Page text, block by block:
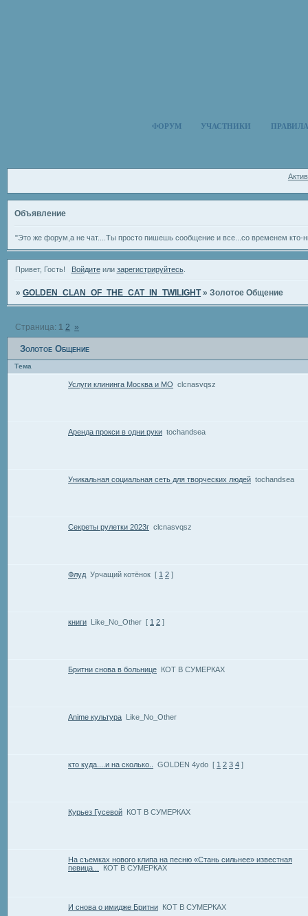
ФОРУМ УЧАСТНИКИ ПРАВИЛА
Объявление
"Это же форум,а не чат....Ты просто пишешь сообщение и все...со временем
Привет, Гость! Войдитеили зарегистрируйтесь.
»GOLDEN_CLAN_OF_THE_CAT_IN_TWILIGHT »Золотое Общение
Золотое Общение
Страница: 1 2 »
Тема
Услуги клининга Москва и МО clcnasvqsz
Аренда прокси в одни руки tochandsea
Уникальная социальная сеть для творческих людей tochandsea
Секреты рулетки 2023г clcnasvqsz
Флуд Урчащий котёнок [ 1 2 ]
книги Like_No_Other [ 1 2 ]
Бритни снова в больнице КОТ В СУМЕРКАХ
Anime культура Like_No_Other
кто куда....и на сколько.. GOLDEN 4ydo [ 1 2 3 4 ]
Курьез Гусевой КОТ В СУМЕРКАХ
На съемках нового клипа на песню «Стань сильнее» известная
певица...
КОТ В СУМЕРКАХ
И снова о имидже Бритни КОТ В СУМЕРКАХ